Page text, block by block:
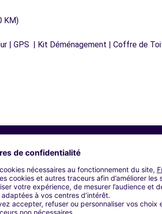
KM)
| GPS | Kit Déménagement | Coffre de
Agences